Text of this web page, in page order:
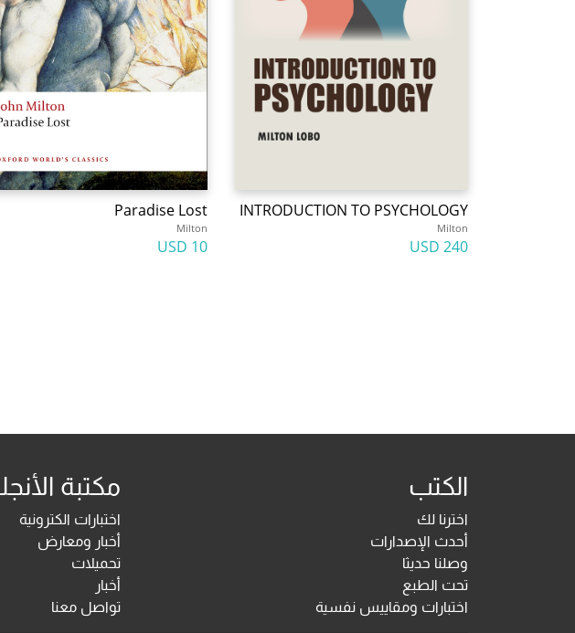
INTRODUCTION TO PSYCHOLOGY
Milton
240 USD
Paradise Lost
Milton
10 USD
الكتب
اخترنا لك
أحدث الإصدارات
وصلنا حديثا
تحت الطبع
اختبارات ومقاييس نفسية
مكتبة
اختبارات الكترونية
أخبار ومعارض
تحميلات
أخبار
تواصل معنا